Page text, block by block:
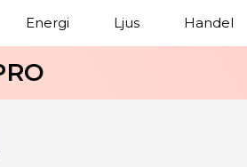
Energi Ljus Handel